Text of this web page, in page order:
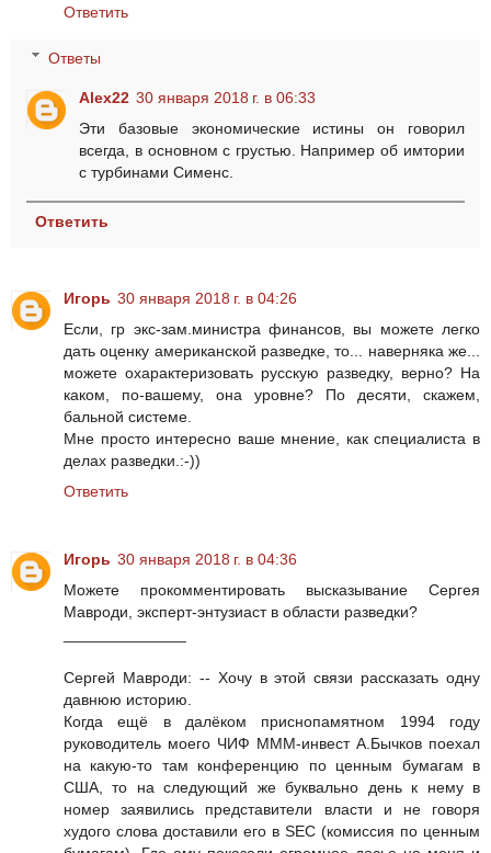
Ответить
Ответы
Alex22 30 января 2018 г. в 06:33
Эти базовые экономические истины он говорил
всегда, в основном с грустью. Например об имтории
с турбинами Сименс.
Ответить
Игорь 30 января 2018 г. в 04:26
Если, гр экс-зам.министра финансов, вы можете легко
дать оценку американской разведке, то... наверняка же...
можете охарактеризовать русскую разведку, верно? На
каком, по-вашему, она уровне? По десяти, скажем,
бальной системе.
Мне просто интересно ваше мнение, как специалиста в
делах разведки.:-))
Ответить
Игорь 30 января 2018 г. в 04:36
Можете прокомментировать высказывание Сергея
Мавроди, эксперт-энтузиаст в области разведки?
Сергей Мавроди: -- Хочу в этой связи рассказать одну
давнюю историю.
Когда ещё в далёком приснопамятном 1994 году
руководитель моего ЧИФ МММ-инвест А.Бычков поехал
на какую-то там конференцию по ценным бумагам в
США, то на следующий же буквально день к нему в
номер заявились представители власти и не говоря
худого слова доставили его в SEC (комиссия по ценным